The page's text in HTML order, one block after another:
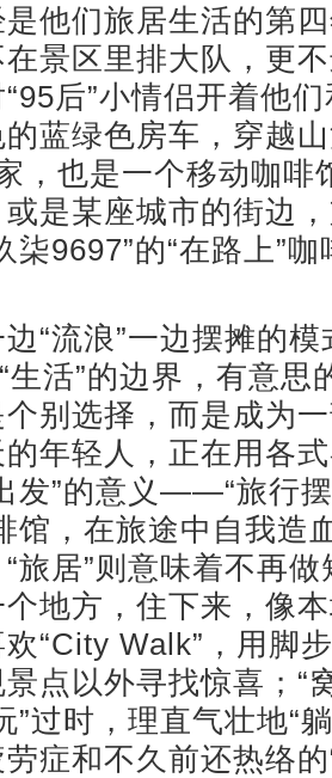
们旅居生活的第四
景区里排大队，更
后”小情侣开着他
蓝绿色房车，穿越
，也是一个移动咖啡
是某座城市的街边
柒9697”的“在路上”
流浪”一边摆摊的模
生活”的边界，有意
别选择，而是成为
年轻人，正在用各
发”的意义——“旅行
馆，在旅途中自我造
旅居”则意味着不再
地方，住下来，像
“City Walk”，用脚
点以外寻找惊喜；“
”过时，理直气壮地“
症和不久前还热络的